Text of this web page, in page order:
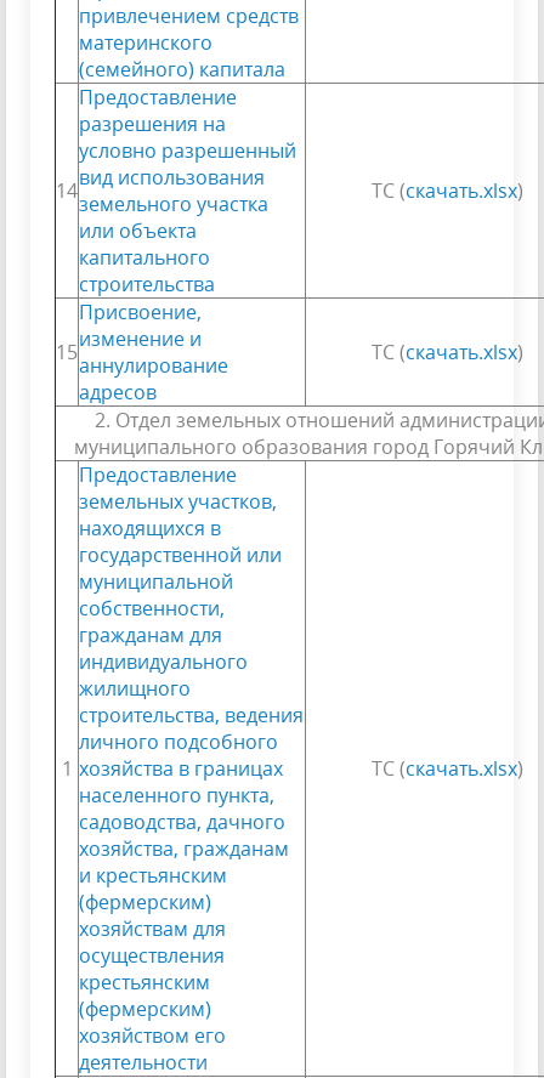
привлечением средств
материнского
(семейного) капитала
14
Предоставление
разрешения на
условно разрешенный
вид использования
земельного участка
или объекта
капитального
строительства
ТС (скачать.xlsx)
15
Присвоение,
изменение и
аннулирование
адресов
ТС (скачать.xlsx)
2. Отдел земельных отношений
муниципального образования город Горячий
1
Предоставление
земельных участков,
находящихся в
государственной или
муниципальной
собственности,
гражданам для
индивидуального
жилищного
строительства, ведения
личного подсобного
хозяйства в границах
населенного пункта,
садоводства, дачного
хозяйства, гражданам
и крестьянским
(фермерским)
хозяйствам для
осуществления
крестьянским
(фермерским)
хозяйством его
деятельности
ТС (скачать.xlsx)